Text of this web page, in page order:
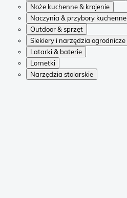
Noże kuchenne & krojenie
Naczynia & przybory kuchenne
Outdoor & sprzęt
Siekiery i narzędzia ogrodnicze
Latarki & baterie
Lornetki
Narzędzia stolarskie